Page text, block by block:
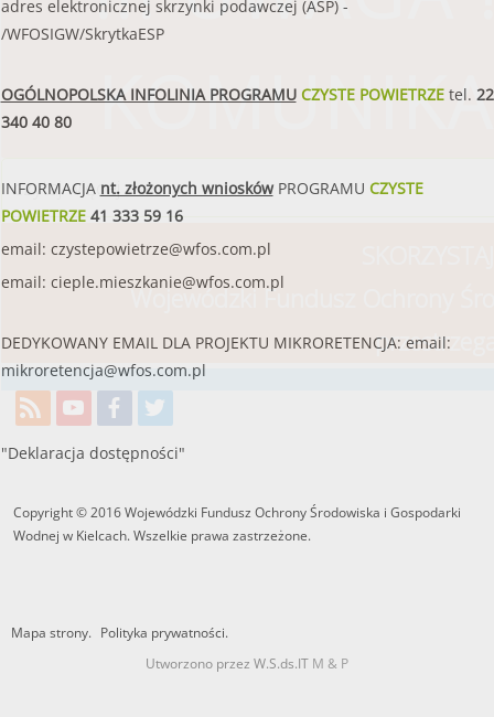
czytaj więcej
Wojewódzki Fundusz Ochrony
adres elektronicznej skrzynki podawczej (ASP) -
/WFOSIGW/SkrytkaESP
OGÓLNOPOLSKA INFOLINIA PROGRAMUCZYSTE POWIETRZEtel. 22
340 40 80
INFORMACJA nt. złożonych wnioskówPROGRAMU CZYSTE
POWIETRZE41 333 59 16
email: czystepowietrze@wfos.com.pl
email: cieple.mieszkanie@wfos.com.pl
DEDYKOWANY EMAIL DLA PROJEKTU MIKRORETENCJA: email:
mikroretencja@wfos.com.pl
"Deklaracja dostępności"
Copyright © 2016 Wojewódzki Fundusz Ochrony Środowiska i Gospodarki
Wodnej w Kielcach. Wszelkie prawa zastrzeżone.
Mapa strony. Polityka prywatności.
Utworzono przez W.S.ds.IT M & P